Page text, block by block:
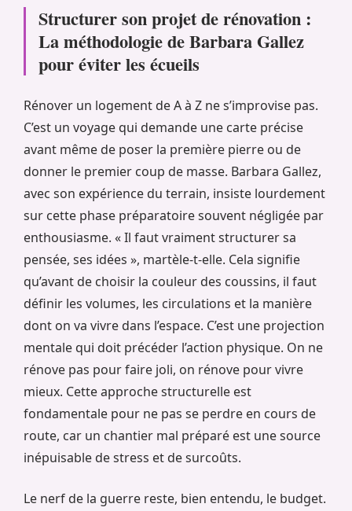
Structurer son projet de rénovation :
La méthodologie de Barbara Gallez
pour éviter les écueils
Rénover un logement de A à Z ne s’improvise pas.
C’est un voyage qui demande une carte précise
avant même de poser la première pierre ou de
donner le premier coup de masse. Barbara Gallez,
avec son expérience du terrain, insiste lourdement
sur cette phase préparatoire souvent négligée par
enthousiasme. « Il faut vraiment structurer sa
pensée, ses idées », martèle-t-elle. Cela signifie
qu’avant de choisir la couleur des coussins, il faut
définir les volumes, les circulations et la manière
dont on va vivre dans l’espace. C’est une projection
mentale qui doit précéder l’action physique. On ne
rénove pas pour faire joli, on rénove pour vivre
mieux. Cette approche structurelle est
fondamentale pour ne pas se perdre en cours de
route, car un chantier mal préparé est une source
inépuisable de stress et de surcoûts.
Le nerf de la guerre reste, bien entendu, le budget.